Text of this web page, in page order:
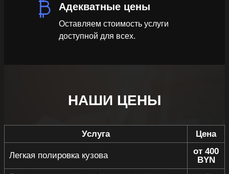
Адекватные цены
Оставляем стоимость услуги
доступной для всех.
НАШИ ЦЕНЫ
Услуга Цена
Легкая полировка кузова
от 400
BYN